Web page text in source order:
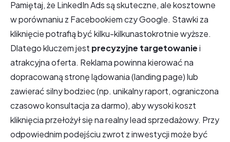
Pamiętaj, że LinkedIn Ads są skuteczne, ale kosztowne
w porównaniu z Facebookiem czy Google. Stawki za
kliknięcie potrafią być kilku-kilkunastokrotnie wyższe.
Dlatego kluczem jest precyzyjne targetowaniei
atrakcyjna oferta. Reklama powinna kierować na
dopracowaną stronę lądowania (landing page) lub
zawierać silny bodziec (np. unikalny raport, ograniczona
czasowo konsultacja za darmo), aby wysoki koszt
kliknięcia przełożył się na realny lead sprzedażowy. Przy
odpowiednim podejściu zwrot z inwestycji może być